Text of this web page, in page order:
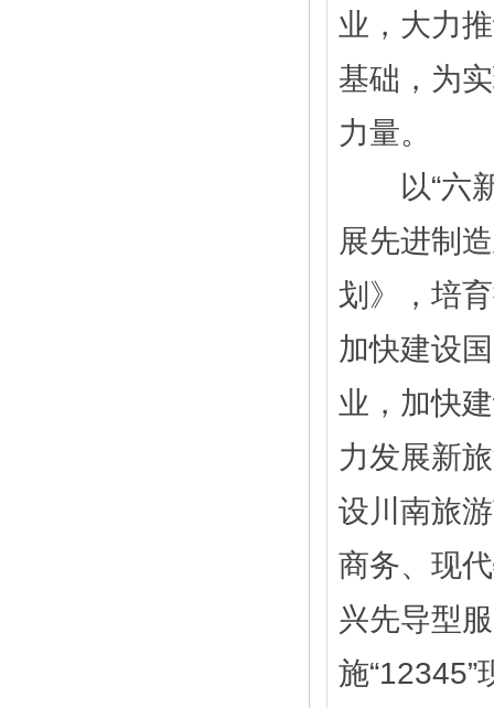
业，大力
基础，为
力量。
以“六新
展先进制
划》，培
加快建设
业，加快
力发展新
设川南旅
商务、现
兴先导型
施